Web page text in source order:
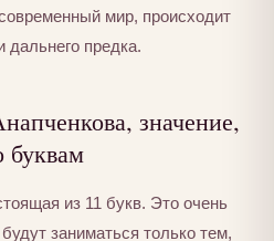
мир, происходит
дальнего предка.
значение,
буквам
из 11 букв. Это очень
заниматься только тем,